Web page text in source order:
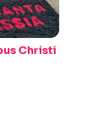
Christi